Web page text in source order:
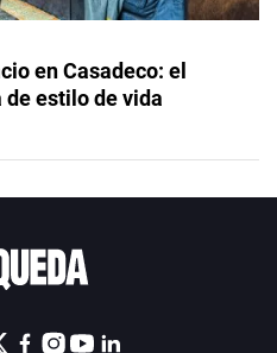
en Casadeco: el
estilo de vida